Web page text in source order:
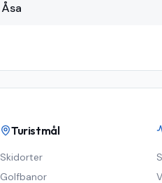
Åsa
Turistmål
Skidorter
Golfbanor